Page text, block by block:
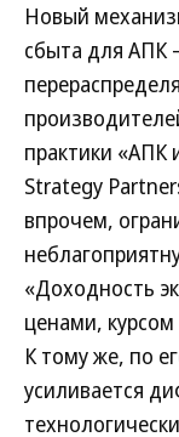
Новый
сбыта для АПК
практики «АПК
Strategy
впрочем,
«Доходность
ценами,
К тому же, по
усиливается